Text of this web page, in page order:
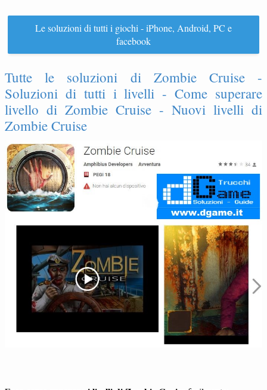
Le soluzioni di tutti i giochi - iPhone, Android, PC e
facebook
Tutte le soluzioni di Zombie Cruise -
Soluzioni di tutti i livelli - Come superare
livello di Zombie Cruise - Nuovi livelli di
Zombie Cruise